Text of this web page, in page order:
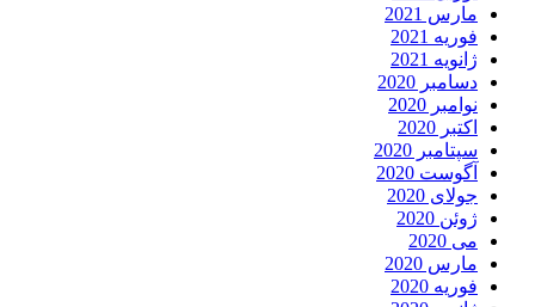
مارس 2021
فوریه 2021
ژانویه 2021
دسامبر 2020
نوامبر 2020
اکتبر 2020
سپتامبر 2020
آگوست 2020
جولای 2020
ژوئن 2020
می 2020
مارس 2020
فوریه 2020